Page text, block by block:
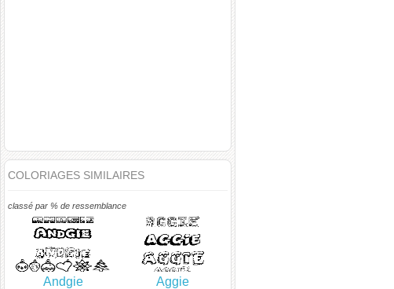
COLORIAGES SIMILAIRES
classé par % de ressemblance
Andgie
Aggie